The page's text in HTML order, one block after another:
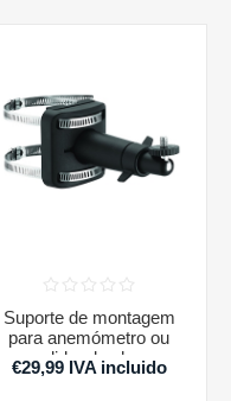
Suporte de montagem
para anemómetro ou
medidor de chuva
Netatmo
€29,99 IVA incluido